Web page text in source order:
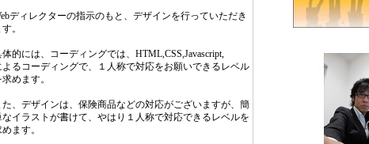
ディレクターの指示のもと、デザインを行っていただき
。
体的には、コーディングでは、HTML,CSS,Javascript,
よるコーディングで、１人称で対応をお願いできるレベル
めます。
た、デザインは、保険商品などの対応がございますが、簡
なイラストが書けて、やはり１人称で対応できるレベルを
ます。